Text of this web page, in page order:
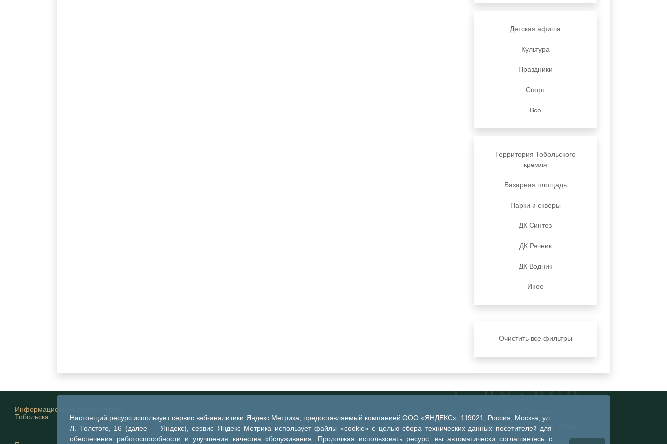
Настоящий ресурс использует сервис веб-аналитики Яндекс Метрика, предоставляемый компанией ООО «ЯНДЕКС», 119021, Россия, Москва, ул.
Л. Толстого, 16 (далее — Яндекс), сервис Яндекс Метрика использует файлы «cookie» с целью сбора технических данных посетителей для
обеспечения работоспособности и улучшения качества обслуживания. Продолжая использовать ресурс, вы автоматически соглашаетесь с
Детская афиша
Культура
Праздники
Спорт
Все
Территория Тобольского
кремля
Базарная площадь
Парки и скверы
ДК Синтез
ДК Речник
ДК Водник
Иное
Очистить все фильтры
Информационный портал города
Тобольска
Администрация города Тобольска
Тобольская городская дума